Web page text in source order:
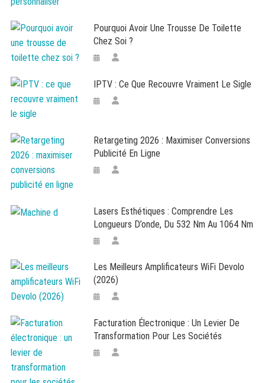
Pourquoi Avoir Une Trousse De Toilette
Chez Soi ?
IPTV : Ce Que Recouvre Vraiment Le Sigle
Retargeting 2026 : Maximiser Conversions
Publicité En Ligne
Lasers Esthétiques : Comprendre Les
Longueurs D’onde, Du 532 Nm Au 1064 Nm
Les Meilleurs Amplificateurs WiFi Devolo
(2026)
Facturation Électronique : Un Levier De
Transformation Pour Les Sociétés